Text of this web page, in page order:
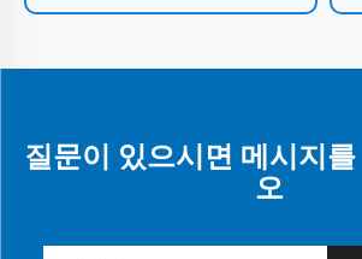
질문이 있으시면 메시지를
오